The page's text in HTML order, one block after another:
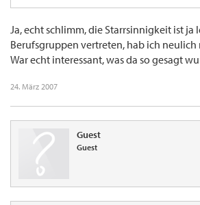
:lol: LOL :lol:
Aber bei manchen FA wirst selbst Du mit bloßer
Ja, echt schlimm, die Starrsinnigkeit ist ja
Berufsgruppen vertreten, hab ich
War echt interessant, was da so gesagt
24. März 2007
Guest
Guest